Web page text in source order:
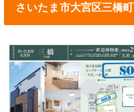
さいたま市大宮区三橋町